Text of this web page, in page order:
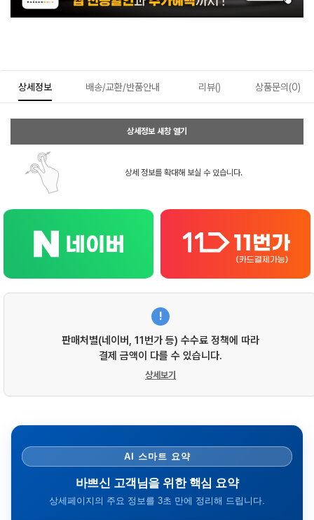
상세정보 배송/교환/반품안내 리뷰() 상품문의(0)
상세정보 새창 열기
상세 정보를 확대해 보실 수 있습니다.
!
판매처별(네이버, 11번가 등) 수수료 정책에 따라
결제 금액이 다를 수 있습니다.
상세보기
AI 스마트 요약
바쁘신 고객님을 위한 핵심 요약
상세페이지의 주요 정보를 3초 만에 정리해 드립니다.